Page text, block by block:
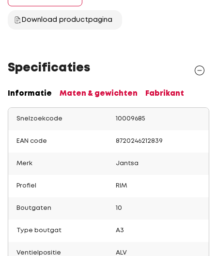
Download productpagina
Specificaties
Informatie Maten & gewichten Fabrikant
Snelzoekcode 10009685
EAN code 8720246212839
Merk Jantsa
Profiel RIM
Boutgaten 10
Type boutgat A3
Ventielpositie ALV